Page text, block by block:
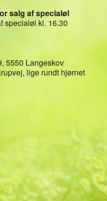
salg af specialøl
specialøl kl. 16.30
5550 Langeskov
lige rundt hjørnet